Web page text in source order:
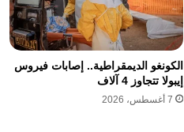
الكونغو الديمقراطية.. إصابات فيروس
إيبولا تتجاوز 4 آلاف
7 أغسطس، 2026